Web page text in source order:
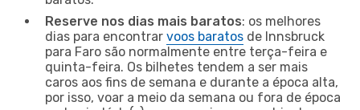
Reserve nos dias mais baratos: os melhores
dias para encontrar voos baratos de Innsbruck
para Faro são normalmente entre terça-feira e
quinta-feira. Os bilhetes tendem a ser mais
caros aos fins de semana e durante a época alta,
por isso, voar a meio da semana ou fora de época